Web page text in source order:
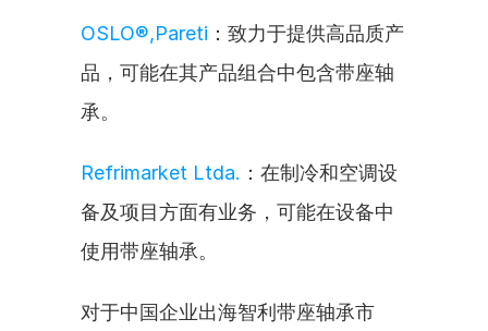
OSLO®,Pareti ：致力于提供高品质产
品，可能在其产品组合中包含带座轴
承。
Refrimarket Ltda. ：在制冷和空调设
备及项目方面有业务，可能在设备中
使用带座轴承。
对于中国企业出海智利带座轴承市